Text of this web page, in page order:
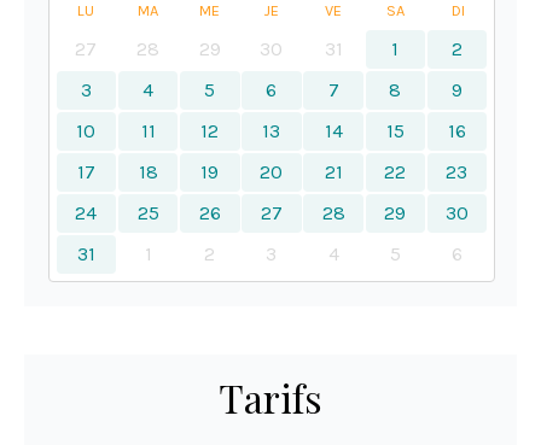
LU MA ME JE VE SA DI
27 28 29 30 31 1
2
3
4 5 6 7 8
9
10
11 12 13 14 15
16
17
18 19 20 21 22
23
24
25 26 27 28 29
30
31
1 2 3 4 5 6
Tarifs